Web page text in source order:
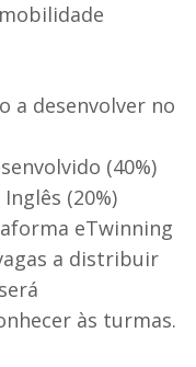
a desenvolver no
(40%)
(20%)
eTwinning
a distribuir
às turmas.